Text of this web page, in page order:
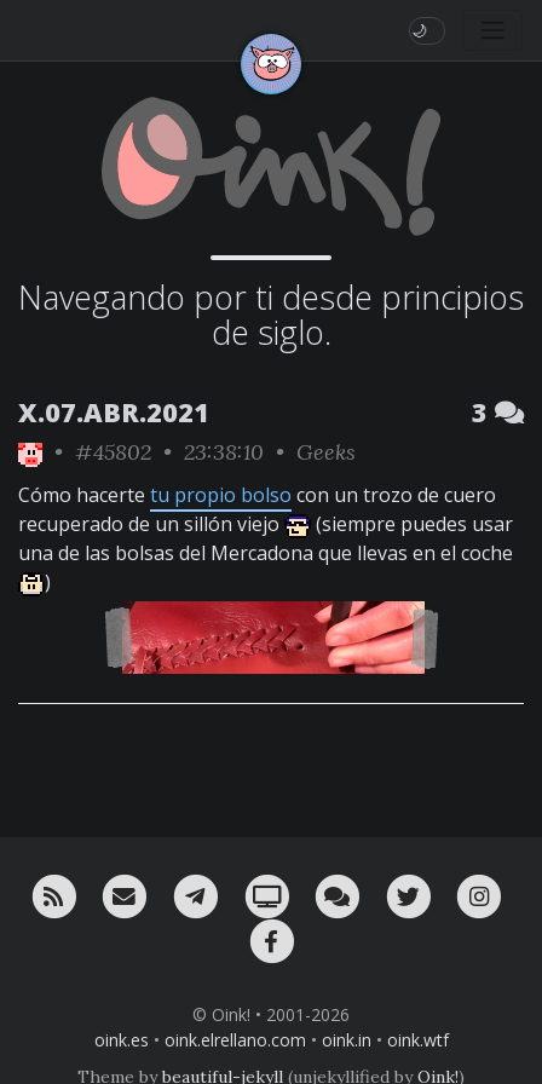
🌙
Navegando por ti desde principios
de siglo.
X.07.ABR.2021 3
• #45802 • 23:38:10 • Geeks
Cómo hacerte tu propio bolso con un trozo de cuero
recuperado de un sillón viejo
(siempre puedes usar
una de las bolsas del Mercadona que llevas en el coche
)
RSS ¡Mándame un email!¡Nuestro canal en Telegram!
Oink! TV Charla con nosotros
Twitter
© Oink! • 2001-2026
oink.es • oink.elrellano.com • oink.in • oink.wtf
Theme bybeautiful-jekyll (unjekyllified byOink!)